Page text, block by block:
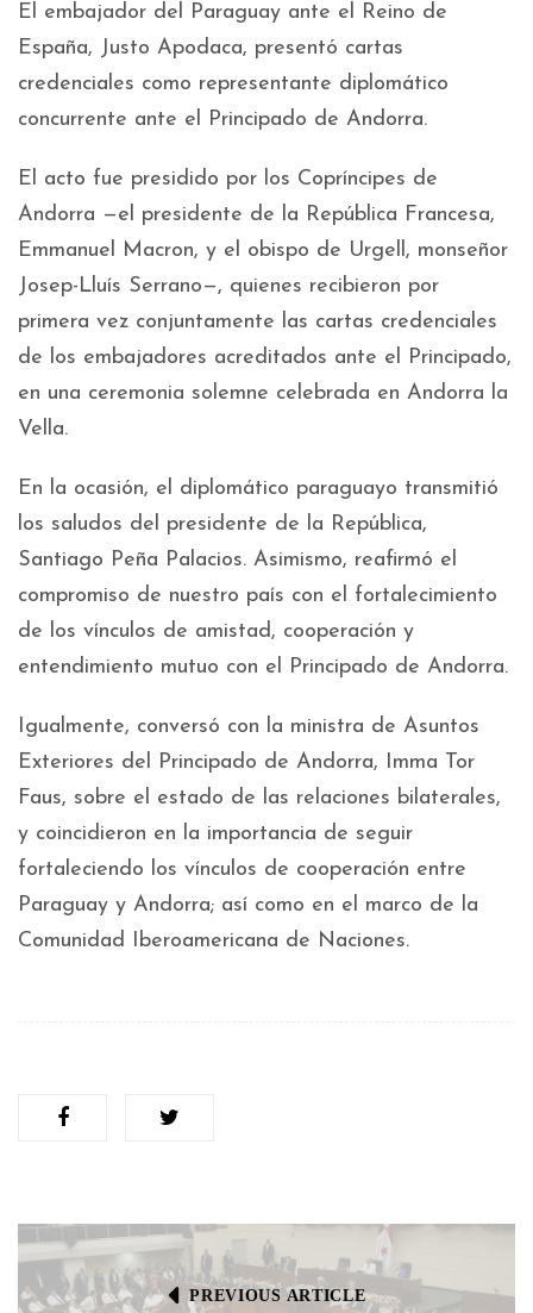
El embajador del Paraguay ante el Reino de
España, Justo Apodaca, presentó cartas
credenciales como representante diplomático
concurrente ante el Principado de Andorra.
El acto fue presidido por los Copríncipes de
Andorra —el presidente de la República Francesa,
Emmanuel Macron, y el obispo de Urgell, monseñor
Josep-Lluís Serrano—, quienes recibieron por
primera vez conjuntamente las cartas credenciales
de los embajadores acreditados ante el Principado,
en una ceremonia solemne celebrada en Andorra la
Vella.
En la ocasión, el diplomático paraguayo transmitió
los saludos del presidente de la República,
Santiago Peña Palacios. Asimismo, reafirmó el
compromiso de nuestro país con el fortalecimiento
de los vínculos de amistad, cooperación y
entendimiento mutuo con el Principado de Andorra.
Igualmente, conversó con la ministra de Asuntos
Exteriores del Principado de Andorra, Imma Tor
Faus, sobre el estado de las relaciones bilaterales,
y coincidieron en la importancia de seguir
fortaleciendo los vínculos de cooperación entre
Paraguay y Andorra; así como en el marco de la
Comunidad Iberoamericana de Naciones.
PREVIOUS ARTICLE